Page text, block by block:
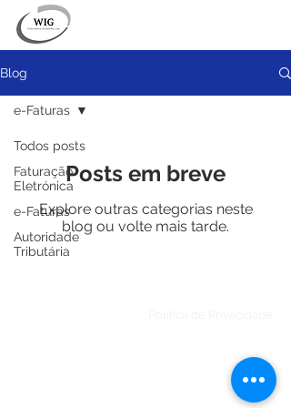
Blog
Todos posts
Faturação
Eletrónica
e-Faturas
Autoridade
Tributária
e-Faturas
Posts em breve
Explore outras categorias neste
blog ou volte mais tarde.